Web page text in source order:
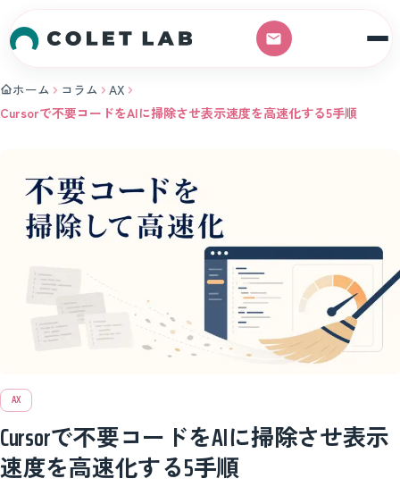
ホーム コラム
AX
Cursorで不要コードをAIに掃除させ表示速度を高速化する5手順
AX
Cursorで不要コードをAIに掃除させ表示
速度を高速化する5手順